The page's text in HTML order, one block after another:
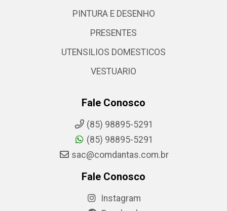
PINTURA E DESENHO
PRESENTES
UTENSILIOS DOMESTICOS
VESTUARIO
Fale Conosco
(85) 98895-5291
(85) 98895-5291
sac@comdantas.com.br
Fale Conosco
Instagram